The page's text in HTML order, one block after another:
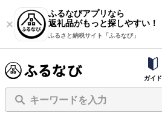
ふるなびアプリなら
返礼品がもっと探しやすい！
ふるさと納税サイト「ふるなび」
ガイド
キーワードを入力